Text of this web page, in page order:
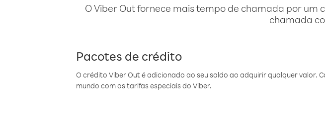
O Viber Out fornece mais tempo de chamada por um
chamada
Pacotes de crédito
O crédito Viber Out é adicionado ao seu saldo ao adquirir qualquer valor.
mundo com as tarifas especiais do Viber.